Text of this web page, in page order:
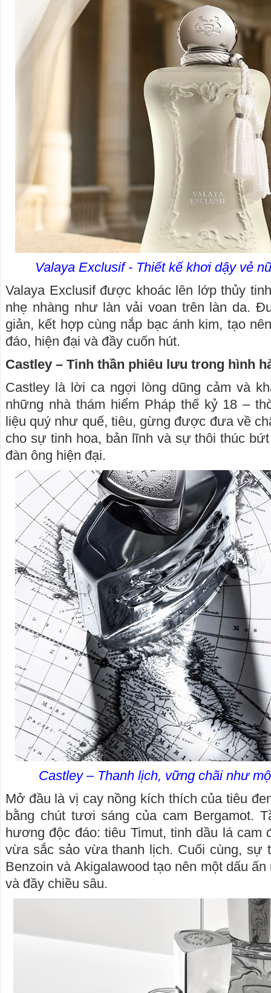
Valaya Exclusif - Thiết kế khơi dậy vẻ
Valaya Exclusif được khoác lên lớp thủy
nhẹ nhàng như làn vải voan trên làn da.
giản, kết hợp cùng nắp bạc ánh kim, tạo
đáo, hiện đại và đầy cuốn hút.
Castley – Tinh thần phiêu lưu trong hình
Castley là lời ca ngợi lòng dũng cảm và
những nhà thám hiểm Pháp thế kỷ 18 –
liệu quý như quế, tiêu, gừng được đưa về
cho sự tinh hoa, bản lĩnh và sự thôi thúc
đàn ông hiện đại.
Castley – Thanh lịch, vững chãi như
Mở đầu là vị cay nồng kích thích của tiêu
bằng chút tươi sáng của cam Bergamot.
hương độc đáo: tiêu Timut, tinh dầu lá cam
vừa sắc sảo vừa thanh lịch. Cuối cùng, sự
Benzoin và Akigalawood tạo nên một dấu
và đầy chiều sâu.